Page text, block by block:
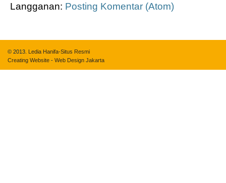
Langganan: Posting Komentar (Atom)
© 2013. Ledia Hanifa-Situs Resmi
Creating Website - Web Design Jakarta